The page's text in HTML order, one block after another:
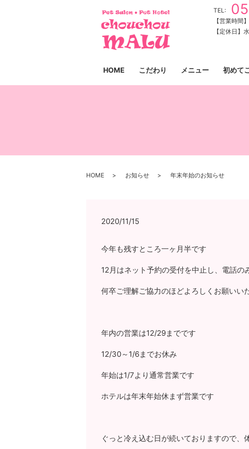
TEL:
【営業時間
【定休日】
HOME こだわり メニュー 初めて
HOME お知らせ 年末年始のお知らせ
2020/11/15
今年も残すところ一ヶ月半です
12月はネット予約の受付を中止し、電話の
何卒ご理解ご協力のほどよろしくお願いい
年内の営業は12/29までです
12/30～1/6までお休み
年始は1/7より通常営業です
ホテルは年末年始休まず営業です
ぐっと冷え込む日が続いておりますので